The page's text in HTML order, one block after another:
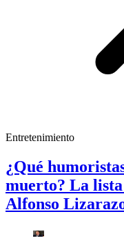
Entretenimiento
¿Qué
muerto? La
Alfonso